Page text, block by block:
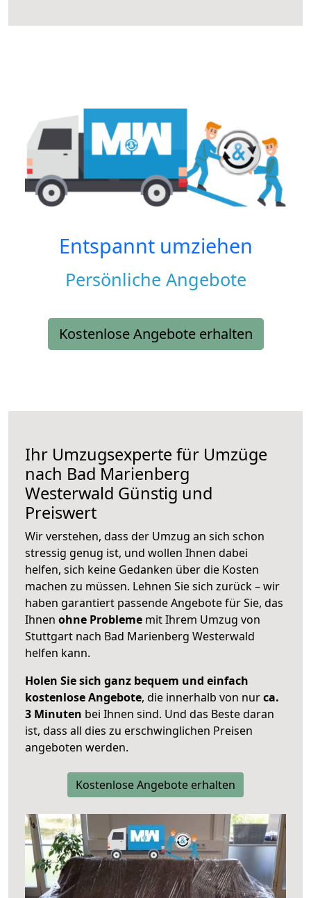
Entspannt umziehen
Persönliche Angebote
Kostenlose Angebote erhalten
Ihr Umzugsexperte für Umzüge
nach Bad Marienberg
Westerwald Günstig und
Preiswert
Wir verstehen, dass der Umzug an sich schon
stressig genug ist, und wollen Ihnen dabei
helfen, sich keine Gedanken über die Kosten
machen zu müssen. Lehnen Sie sich zurück – wir
haben garantiert passende Angebote für Sie, das
Ihnen ohne Probleme mit Ihrem Umzug von
Stuttgart nach Bad Marienberg Westerwald
helfen kann.
Holen Sie sich ganz bequem und einfach
kostenlose Angebote, die innerhalb von nurca.
3 Minuten bei Ihnen sind. Und das Beste daran
ist, dass all dies zu erschwinglichen Preisen
angeboten werden.
Kostenlose Angebote erhalten